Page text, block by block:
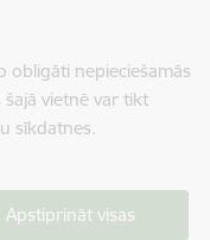
obligāti nepieciešamās
vietnē var tikt
sīkdatnes.
Apstiprināt visas